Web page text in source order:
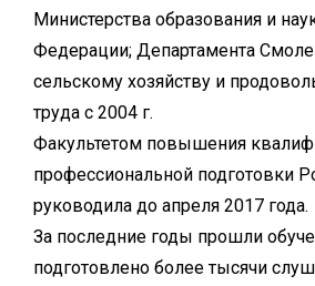
Министерства образования и
Федерации; Департамента
сельскому хозяйству и
труда с 2004 г.
Факультетом повышения
профессиональной подготовки
руководила до апреля 2017 года.
За последние годы прошли
подготовлено более тысячи